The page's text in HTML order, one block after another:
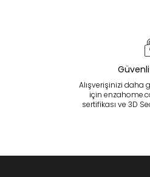
Güvenli
Alışverişinizi daha
için
sertifikası ve 3D